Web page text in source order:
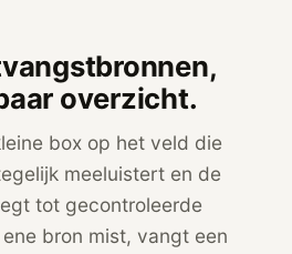
overzicht.
box op het veld die
meeluistert en de
tot gecontroleerde
bron mist, vangt een